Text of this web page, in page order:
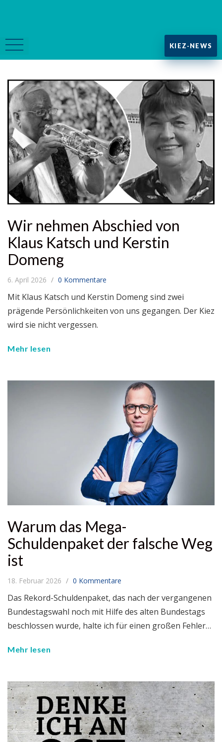
KIEZ-NEWS
Wir nehmen Abschied von
Klaus Katsch und Kerstin
Domeng
6. April 2026 0 Kommentare
Mit Klaus Katsch und Kerstin Domeng sind zwei
prägende Persönlichkeiten von uns gegangen. Der Kiez
wird sie nicht vergessen.
Mehr lesen
Warum das Mega-
Schuldenpaket der falsche Weg
ist
18. Februar 2026 0 Kommentare
Das Rekord-Schuldenpaket, das nach der vergangenen
Bundestagswahl noch mit Hilfe des alten Bundestags
beschlossen wurde, halte ich für einen großen Fehler…
Mehr lesen